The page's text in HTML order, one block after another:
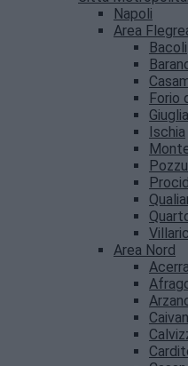
Napoli
Area
Bacoli
Forio
Ischia
Area Nord
Acerra